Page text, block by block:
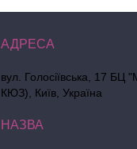
вул. Голосіївська, 17 БЦ
КЮЗ), Київ, Україна